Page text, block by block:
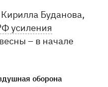
Буданова,
усиления
– в начале
оборона